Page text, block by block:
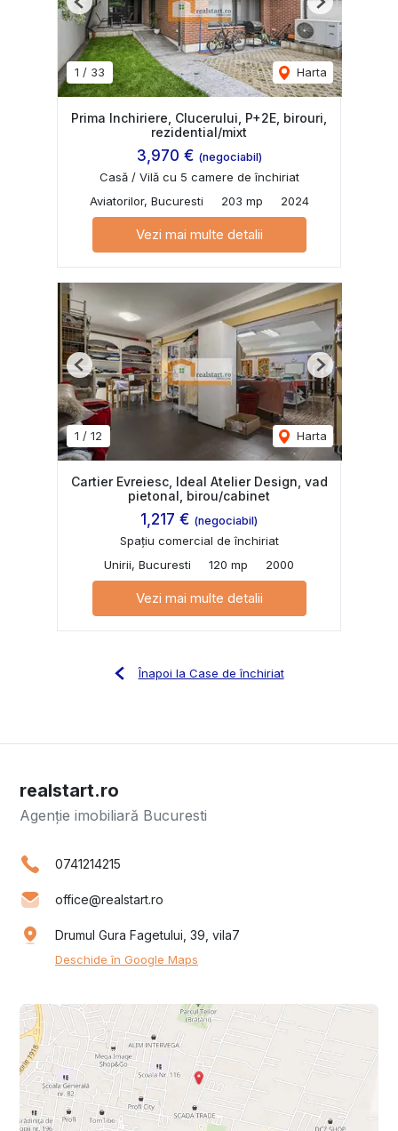
1 / 33 Harta
Previous Next
Prima Inchiriere, Clucerului, P+2E, birouri,
rezidential/mixt
3,970 € (negociabil)
Casă / Vilă cu 5 camere de închiriat
Aviatorilor, Bucuresti
203 mp 2024
Vezi mai multe detalii
1 / 12 Harta
Previous Next
Cartier Evreiesc, Ideal Atelier Design, vad
pietonal, birou/cabinet
1,217 € (negociabil)
Spațiu comercial de închiriat
Unirii, Bucuresti
120 mp 2000
Vezi mai multe detalii
Înapoi la Case de închiriat
realstart.ro
Agenție imobiliară Bucuresti
0741214215
office@realstart.ro
Drumul Gura Fagetului, 39, vila7
Deschide în Google Maps